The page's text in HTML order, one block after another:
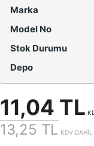
Marka
Model No
Stok Durumu
Depo
11,04 TL
13,25 TL KDV DAHİL